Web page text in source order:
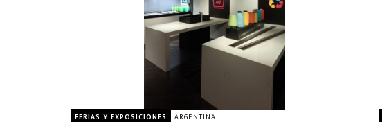
FERIAS Y EXPOSICIONES ARGENTINA